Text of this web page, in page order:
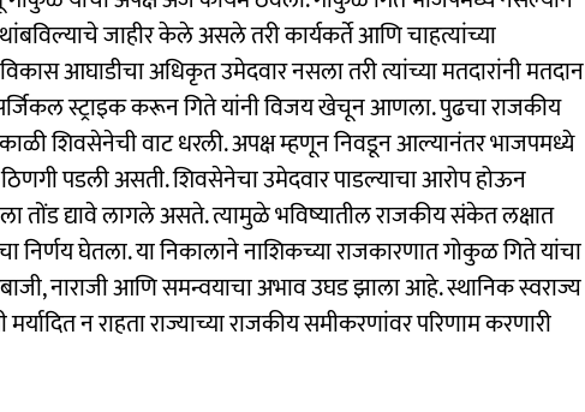
थांबविल्याचे जाहीर केले असले तरी कार्यकर्ते आणि चाहत्यांच्या
आघाडीचा अधिकृत उमेदवार नसला तरी त्यांच्या मतदारांनी मतदान
स्ट्राइक करून गिते यांनी विजय खेचून आणला. पुढचा राजकीय
शिवसेनेची वाट धरली. अपक्ष म्हणून निवडून आल्यानंतर भाजपमध्ये
पडली असती. शिवसेनेचा उमेदवार पाडल्याचा आरोप होऊन
तोंड द्यावे लागले असते. त्यामुळे भविष्यातील राजकीय संकेत लक्षात
निर्णय घेतला. या निकालाने नाशिकच्या राजकारणात गोकुळ गिते यांचा
नाराजी आणि समन्वयाचा अभाव उघड झाला आहे. स्थानिक स्वराज्य
न राहता राज्याच्या राजकीय समीकरणांवर परिणाम करणारी